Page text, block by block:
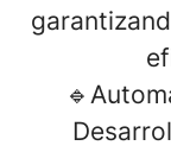
🔹